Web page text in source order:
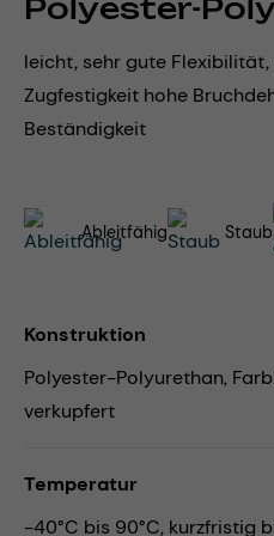
Polyester-
leicht, sehr gute
Zugfestigkeit hohe
Beständigkeit
Ableitfähig Staub
Konstruktion
Polyester-Polyurethan,
verkupfert
Temperatur
-40°C bis 90°C, kurzfristig